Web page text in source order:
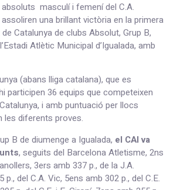
masculí i femení del C.A.
una brillant victòria en la primera
Catalunya de clubs Absolut, Grup B,
Atlètic Municipal d’Igualada, amb
(abans lliga catalana), que es
participen 36 equips que competeixen
i amb puntuació per llocs
les diferents proves.
B de diumenge a Igualada, el CAI va
, seguits del Barcelona Atletisme, 2ns
3ers amb 337 p., de la J.A.
p., del C.A. Vic, 5ens amb 302 p., del C.E.